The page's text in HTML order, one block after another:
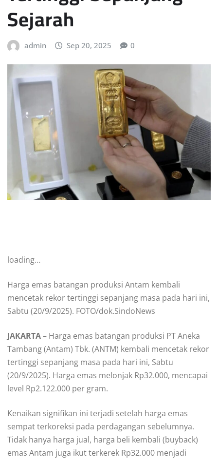
Sejarah
admin Sep 20, 2025 0
loading…
Harga emas batangan produksi Antam kembali
mencetak rekor tertinggi sepanjang masa pada hari ini,
Sabtu (20/9/2025). FOTO/dok.SindoNews
JAKARTA– Harga emas batangan produksi PT Aneka
Tambang (Antam) Tbk. (ANTM) kembali mencetak rekor
tertinggi sepanjang masa pada hari ini, Sabtu
(20/9/2025). Harga emas melonjak Rp32.000, mencapai
level Rp2.122.000 per gram.
Kenaikan signifikan ini terjadi setelah harga emas
sempat terkoreksi pada perdagangan sebelumnya.
Tidak hanya harga jual, harga beli kembali (buyback)
emas Antam juga ikut terkerek Rp32.000 menjadi